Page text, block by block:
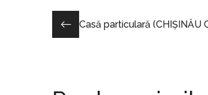
Casă particulară (CHIȘINĂU